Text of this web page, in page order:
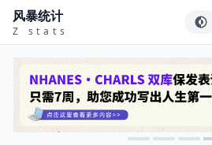
风暴统计
Z stats